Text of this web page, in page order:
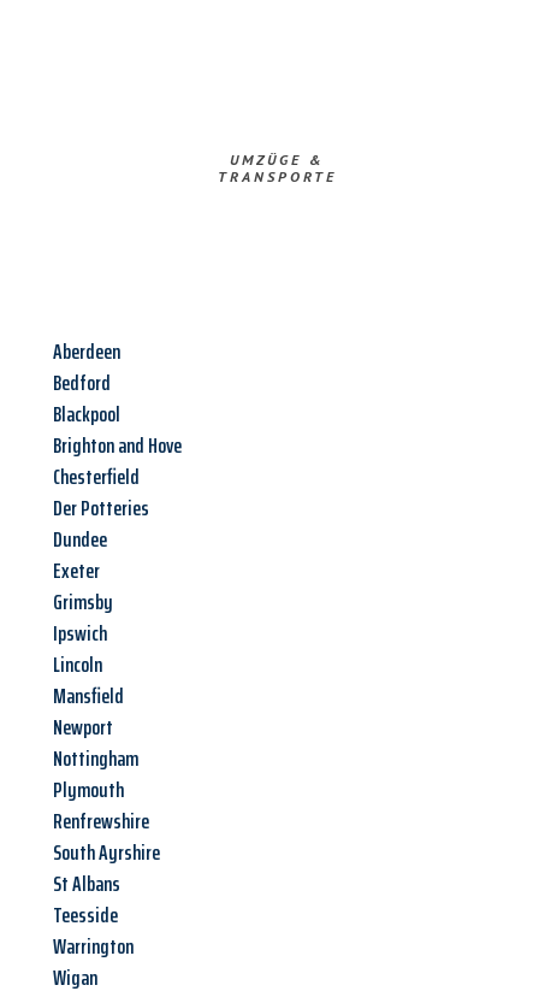
UMZÜGE &
TRANSPORTE
Aberdeen
Bedford
Blackpool
Brighton and Hove
Chesterfield
Der Potteries
Dundee
Exeter
Grimsby
Ipswich
Lincoln
Mansfield
Newport
Nottingham
Plymouth
Renfrewshire
South Ayrshire
St Albans
Teesside
Warrington
Wigan